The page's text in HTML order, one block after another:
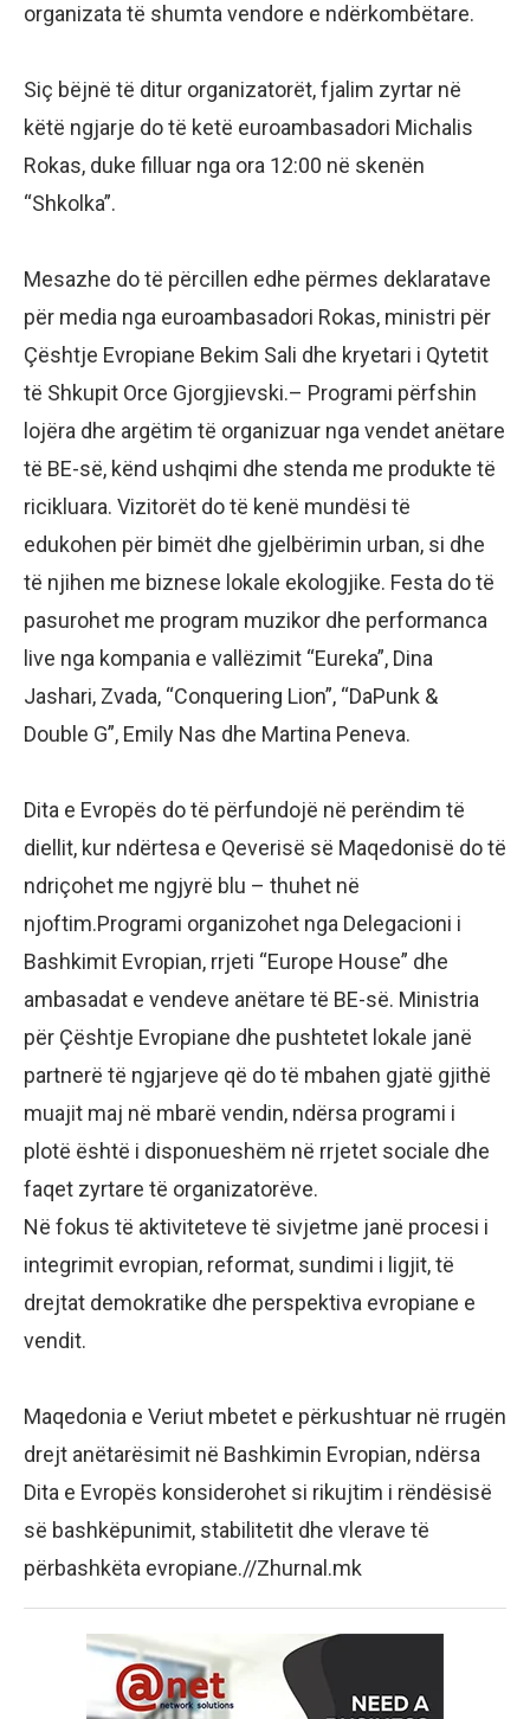
organizata të shumta vendore e ndërkombëtare.
Siç bëjnë të ditur organizatorët, fjalim zyrtar në
këtë ngjarje do të ketë euroambasadori Michalis
Rokas, duke filluar nga ora 12:00 në skenën
“Shkolka”.
Mesazhe do të përcillen edhe përmes deklaratave
për media nga euroambasadori Rokas, ministri për
Çështje Evropiane Bekim Sali dhe kryetari i Qytetit
të Shkupit Orce Gjorgjievski.– Programi përfshin
lojëra dhe argëtim të organizuar nga vendet anëtare
të BE-së, kënd ushqimi dhe stenda me produkte të
ricikluara. Vizitorët do të kenë mundësi të
edukohen për bimët dhe gjelbërimin urban, si dhe
të njihen me biznese lokale ekologjike. Festa do të
pasurohet me program muzikor dhe performanca
live nga kompania e vallëzimit “Eureka”, Dina
Jashari, Zvada, “Conquering Lion”, “DaPunk &
Double G”, Emily Nas dhe Martina Peneva.
Dita e Evropës do të përfundojë në perëndim të
diellit, kur ndërtesa e Qeverisë së Maqedonisë do të
ndriçohet me ngjyrë blu – thuhet në
njoftim.Programi organizohet nga Delegacioni i
Bashkimit Evropian, rrjeti “Europe House” dhe
ambasadat e vendeve anëtare të BE-së. Ministria
për Çështje Evropiane dhe pushtetet lokale janë
partnerë të ngjarjeve që do të mbahen gjatë gjithë
muajit maj në mbarë vendin, ndërsa programi i
plotë është i disponueshëm në rrjetet sociale dhe
faqet zyrtare të organizatorëve.
Në fokus të aktiviteteve të sivjetme janë procesi i
integrimit evropian, reformat, sundimi i ligjit, të
drejtat demokratike dhe perspektiva evropiane e
vendit.
Maqedonia e Veriut mbetet e përkushtuar në rrugën
drejt anëtarësimit në Bashkimin Evropian, ndërsa
Dita e Evropës konsiderohet si rikujtim i rëndësisë
së bashkëpunimit, stabilitetit dhe vlerave të
përbashkëta evropiane.//Zhurnal.mk